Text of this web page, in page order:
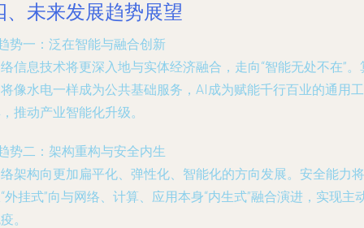
、未来发展趋势展望
势一：泛在智能与融合创新
信息技术将更深入地与实体经济融合，走向“智能无处不在”。
像水电一样成为公共基础服务，AI成为赋能千行百业的通用工
推动产业智能化升级。
势二：架构重构与安全内生
架构向更加扁平化、弹性化、智能化的方向发展。安全能力将
外挂式”向与网络、计算、应用本身“内生式”融合演进，实现主
。